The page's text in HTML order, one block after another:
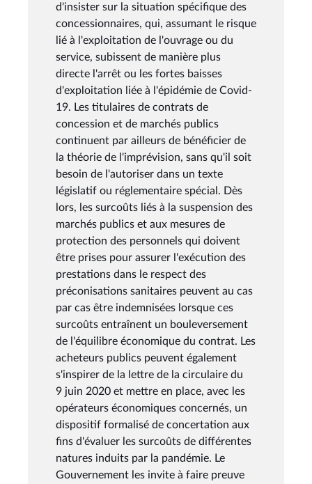
d'insister sur la situation spécifique des
concessionnaires, qui, assumant le risque
lié à l'exploitation de l'ouvrage ou du
service, subissent de manière plus
directe l'arrêt ou les fortes baisses
d'exploitation liée à l'épidémie de Covid-
19. Les titulaires de contrats de
concession et de marchés publics
continuent par ailleurs de bénéficier de
la théorie de l'imprévision, sans qu'il soit
besoin de l'autoriser dans un texte
législatif ou réglementaire spécial. Dès
lors, les surcoûts liés à la suspension des
marchés publics et aux mesures de
protection des personnels qui doivent
être prises pour assurer l'exécution des
prestations dans le respect des
préconisations sanitaires peuvent au cas
par cas être indemnisées lorsque ces
surcoûts entraînent un bouleversement
de l'équilibre économique du contrat. Les
acheteurs publics peuvent également
s'inspirer de la lettre de la circulaire du
9 juin 2020 et mettre en place, avec les
opérateurs économiques concernés, un
dispositif formalisé de concertation aux
fins d'évaluer les surcoûts de différentes
natures induits par la pandémie. Le
Gouvernement les invite à faire preuve